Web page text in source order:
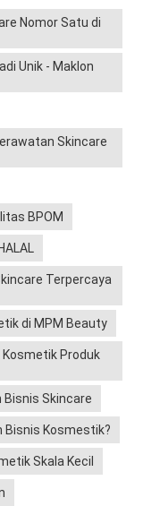
Nomor Satu di
Unik - Maklon
Skincare
BPOM
Terpercaya
di MPM Beauty
Produk
Bisnis Skincare
Bisnis Kosmestik?
Skala Kecil